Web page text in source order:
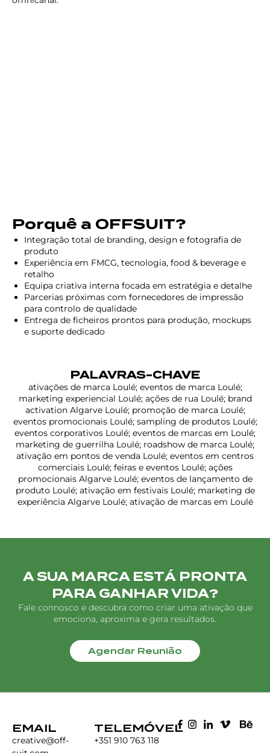
Porquê a OFFSUIT?
Integração total de branding, design e fotografia de
produto
Experiência em FMCG, tecnologia, food & beverage e
retalho
Equipa criativa interna focada em estratégia e detalhe
Parcerias próximas com fornecedores de impressão
para controlo de qualidade
Entrega de ficheiros prontos para produção, mockups
e suporte dedicado
PALAVRAS-CHAVE
ativações de marca Loulé; eventos de marca Loulé;
marketing experiencial Loulé; ações de rua Loulé; brand
activation Algarve Loulé; promoção de marca Loulé;
eventos promocionais Loulé; sampling de produtos Loulé;
eventos corporativos Loulé; eventos de marcas em Loulé;
marketing de guerrilha Loulé; roadshow de marca Loulé;
ativação em pontos de venda Loulé; eventos em centros
comerciais Loulé; feiras e eventos Loulé; ações
promocionais Algarve Loulé; eventos de lançamento de
produto Loulé; ativação em festivais Loulé; marketing de
experiência Algarve Loulé; ativação de marcas em Loulé
A SUA MARCA ESTÁ PRONTA
PARA GANHAR VIDA?
Fale connosco e descubra como criar uma ativação que
emociona, aproxima e gera resultados.
Agendar Reunião
EMAIL
creative@off-
TELEMÓVEL
+351 910 763 118